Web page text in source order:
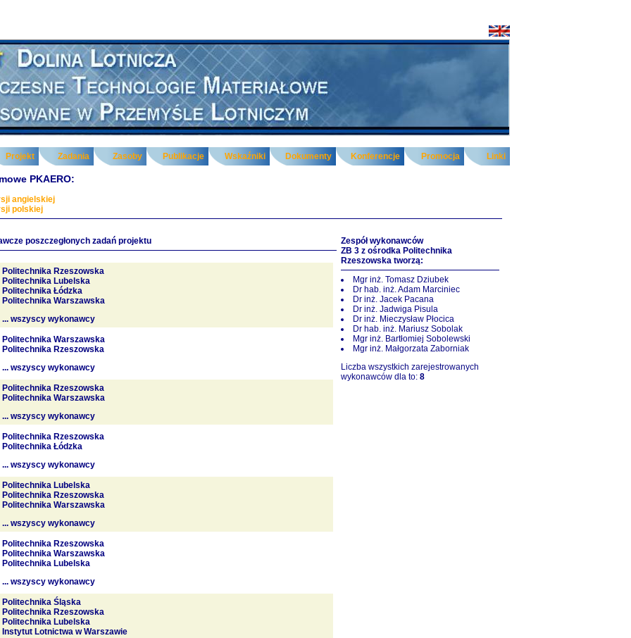
Projekt Zadania Zasoby Publikacje Wskaźniki Dokumenty Konferencje Promocja Linki
PKAERO:
angielskiej
polskiej
poszczegłonych zadań projektu
Politechnika Rzeszowska
Politechnika Lubelska
Politechnika Łódzka
Politechnika Warszawska
... wszyscy wykonawcy
Politechnika Warszawska
Politechnika Rzeszowska
... wszyscy wykonawcy
Politechnika Rzeszowska
Politechnika Warszawska
... wszyscy wykonawcy
Politechnika Rzeszowska
Politechnika Łódzka
... wszyscy wykonawcy
Politechnika Lubelska
Politechnika Rzeszowska
Politechnika Warszawska
... wszyscy wykonawcy
Politechnika Rzeszowska
Politechnika Warszawska
Politechnika Lubelska
... wszyscy wykonawcy
Politechnika Śląska
Politechnika Rzeszowska
Politechnika Lubelska
Instytut Lotnictwa w Warszawie
Zespół wykonawców
ZB 3 z ośrodka Politechnika
Rzeszowska tworzą:
Mgr inż. Tomasz Dziubek
Dr hab. inż. Adam Marciniec
Dr inż. Jacek Pacana
Dr inż. Jadwiga Pisula
Dr inż. Mieczysław Płocica
Dr hab. inż. Mariusz Sobolak
Mgr inż. Bartłomiej Sobolewski
Mgr inż. Małgorzata Zaborniak
Liczba wszystkich zarejestrowanych
wykonawców dla to: 8